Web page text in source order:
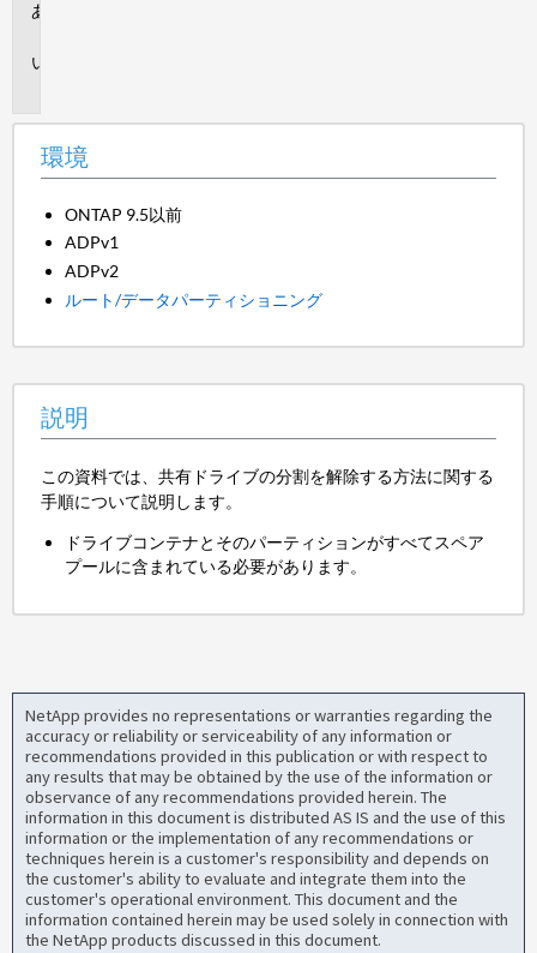
環境
ONTAP 9.5以前
ADPv1
ADPv2
ルート/データパーティショニング
説明
この資料では、共有ドライブの分割を解除する方法に関する
手順について説明します。
ドライブコンテナとそのパーティションがすべてスペア
プールに含まれている必要があります。
NetApp provides no representations or warranties regarding the
accuracy or reliability or serviceability of any information or
recommendations provided in this publication or with respect to
any results that may be obtained by the use of the information or
observance of any recommendations provided herein. The
information in this document is distributed AS IS and the use of this
information or the implementation of any recommendations or
techniques herein is a customer's responsibility and depends on
the customer's ability to evaluate and integrate them into the
customer's operational environment. This document and the
information contained herein may be used solely in connection with
the NetApp products discussed in this document.